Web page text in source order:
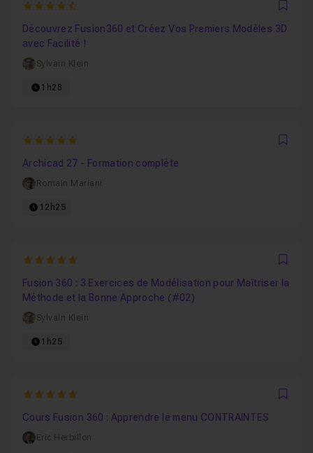
4.9
Découvrez Fusion360 et Créez Vos Premiers Modèles 3D
avec Facilité !
Sylvain Klein
1h28
5
Archicad 27 - Formation complète
Romain Mariani
12h25
5
Fusion 360 : 3 Exercices de Modélisation pour Maîtriser la
Méthode et la Bonne Approche (#02)
Sylvain Klein
1h25
5
Cours Fusion 360 : Apprendre le menu CONTRAINTES
Eric Herbillon